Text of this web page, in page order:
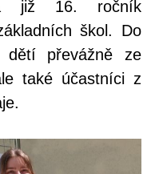
již 16. ročník
škol. Do
dětí převážně ze
také účastníci z